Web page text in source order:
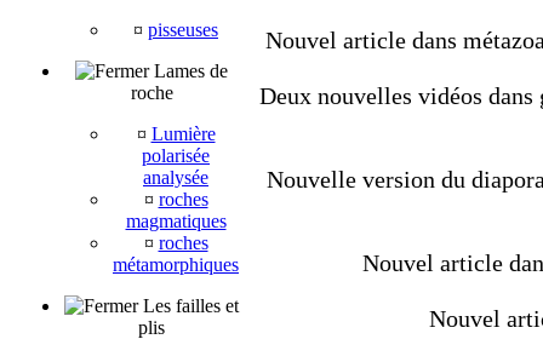
¤ pisseuses
Lames de
roche
¤ Lumière
polarisée
analysée
¤ roches
magmatiques
¤ roches
métamorphiques
Les failles et
plis
Nouvel article dans
Deux nouvelles vidéos
Nouvelle version du
Nouvel article
Nouvel